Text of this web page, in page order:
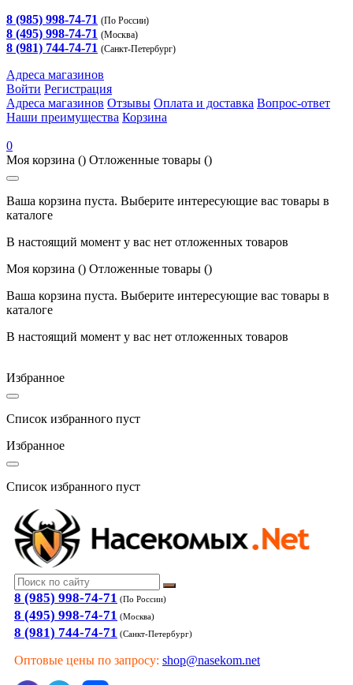
8 (985) 998-74-71 (По России)
8 (495) 998-74-71 (Москва)
8 (981) 744-74-71 (Санкт-Петербург)
Адреса магазинов
Войти Регистрация
Адреса магазинов Отзывы Оплата и доставка Вопрос-ответ
Наши преимущества Корзина
0
Моя корзина () Отложенные товары ()
Ваша корзина пуста. Выберите интересующие вас товары в
каталоге
В настоящий момент у вас нет отложенных товаров
Моя корзина () Отложенные товары ()
Ваша корзина пуста. Выберите интересующие вас товары в
каталоге
В настоящий момент у вас нет отложенных товаров
Избранное
Список избранного пуст
Избранное
Список избранного пуст
8 (985) 998-74-71 (По России)
8 (495) 998-74-71 (Москва)
8 (981) 744-74-71 (Санкт-Петербург)
Оптовые цены по запросу: shop@nasekom.net